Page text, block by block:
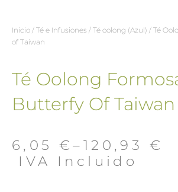
Inicio / Té e Infusiones / Té oolong (Azul) / Té
of Taiwan
Té Oolong
Butterfy Of Taiwan
6,05 €– 120,93 €
IVA Incluido